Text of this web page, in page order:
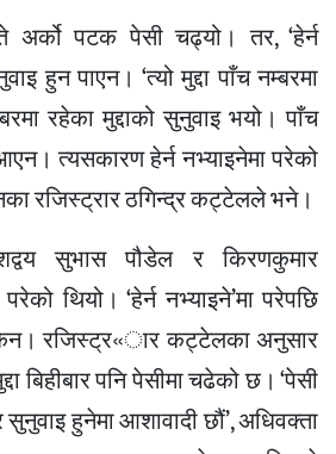
पटक पेसी चढ्यो। तर, ‘हेर्न
हुन पाएन। ‘त्यो मुद्दा पाँच नम्बरमा
रहेका मुद्दाको सुनुवाइ भयो। पाँच
त्यसकारण हेर्न नभ्याइनेमा परेको
रजिस्ट्रार ठगिन्द्र कट्टेलले भने।
सुभास पौडेल र किरणकुमार
थियो। ‘हेर्न नभ्याइने’मा परेपछि
रजिस्ट्र«ार कट्टेलका अनुसार
बिहीबार पनि पेसीमा चढेको छ। ‘पेसी
हुनेमा आशावादी छौं’, अधिवक्ता